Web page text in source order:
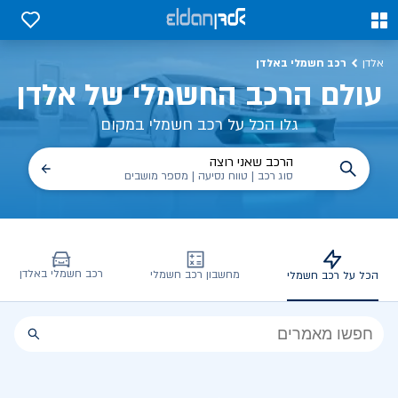
0
0
אלדן רכב חשמלי באלדן
עולם הרכב החשמלי של אלדן
גלו הכל על רכב חשמלי במקום
הרכב שאני רוצה
סוג רכב | טווח נסיעה | מספר מושבים
הכל על רכב חשמלי מחשבון רכב חשמלי רכב חשמלי באלדן
הכל
הכל על רכב חשמלי, שימושים, טכנולוגיה וכל מה שכדי לדעת | אלדן